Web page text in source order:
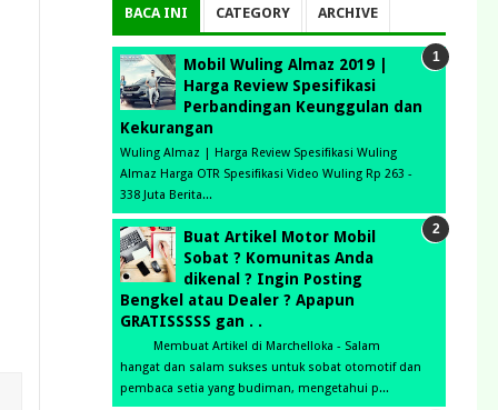
BACA INI CATEGORY ARCHIVE
Mobil Wuling Almaz 2019 |
Harga Review Spesifikasi
Perbandingan Keunggulan dan
Kekurangan
Wuling Almaz | Harga Review Spesifikasi Wuling
Almaz Harga OTR Spesifikasi Video Wuling Rp 263 -
338 Juta Berita...
Buat Artikel Motor Mobil
Sobat ? Komunitas Anda
dikenal ? Ingin Posting
Bengkel atau Dealer ? Apapun
GRATISSSSS gan . .
Membuat Artikel di Marchelloka - Salam
hangat dan salam sukses untuk sobat otomotif dan
pembaca setia yang budiman, mengetahui p...